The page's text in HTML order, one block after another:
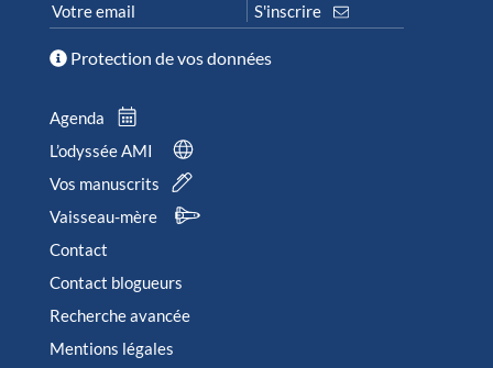
Protection de vos données
Agenda
L’odyssée AMI
Vos manuscrits
Vaisseau-mère
Contact
Contact blogueurs
Recherche avancée
Mentions légales